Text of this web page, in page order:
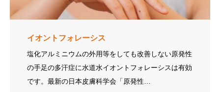
イオントフォレーシス
塩化アルミニウムの外用等をしても改善しない原発性
の手足の多汗症に水道水イオントフォレーシスは有効
です。最新の日本皮膚科学会「原発性…